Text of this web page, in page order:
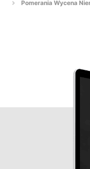
Pomerania Wycena